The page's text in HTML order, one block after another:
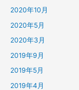
2020年10月
2020年5月
2020年3月
2019年9月
2019年5月
2019年4月